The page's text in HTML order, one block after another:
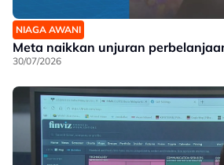
NIAGA AWANI
Meta naikkan unjuran
30/07/2026